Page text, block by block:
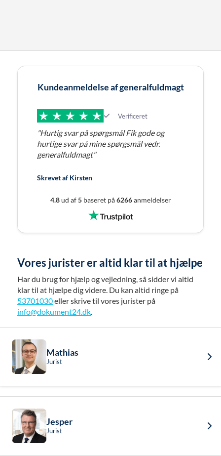
Kundeanmeldelse af generalfuldmagt
Verificeret
"Hurtig svar på spørgsmål Fik gode og
hurtige svar på mine spørgsmål vedr.
generalfuldmagt"
Skrevet af Kirsten
4.8ud af5baseret på6266anmeldelser
Vores jurister er altid klar til at hjælpe
Har du brug for hjælp og vejledning, så sidder vi altid
klar til at hjælpe dig videre. Du kan altid ringe på
53701030eller skrive til vores jurister på
info@dokument24.dk.
Mathias
Jurist
Jesper
Jurist